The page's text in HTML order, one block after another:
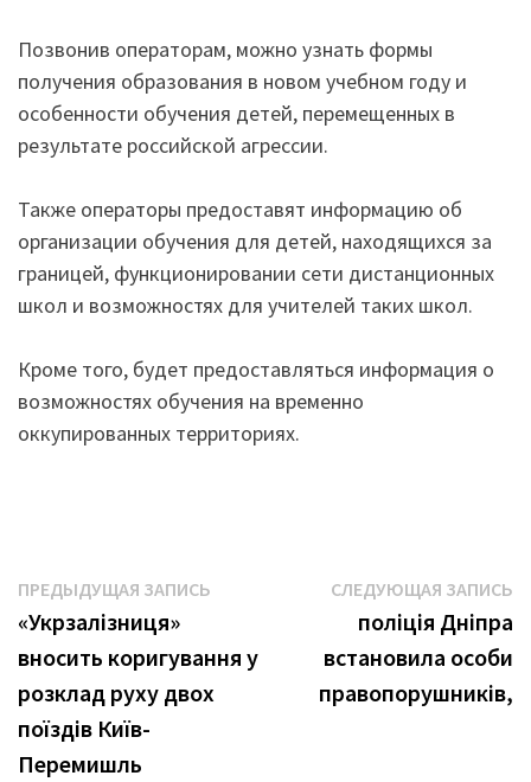
Позвонив операторам, можно узнать формы
получения образования в новом учебном году и
особенности обучения детей, перемещенных в
результате российской агрессии.
Также операторы предоставят информацию об
организации обучения для детей, находящихся за
границей, функционировании сети дистанционных
школ и возможностях для учителей таких школ.
Кроме того, будет предоставляться информация о
возможностях обучения на временно
оккупированных территориях.
Навигация
по
записям
ПРЕДЫДУЩАЯ ЗАПИСЬ
«Укрзалізниця»
вносить коригування у
розклад руху двох
поїздів Київ-
Перемишль
СЛЕДУЮЩАЯ ЗАПИСЬ
поліція Дніпра
встановила особи
правопорушників,